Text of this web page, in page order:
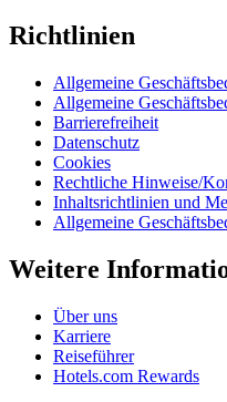
Richtlinien
Allgemeine
Allgemeine
Barrierefreiheit
Datenschutz
Cookies
Rechtliche Hinweise/
Inhaltsrichtlinien und
Allgemeine
Weitere
Über uns
Karriere
Reiseführer
Hotels.com Rewards